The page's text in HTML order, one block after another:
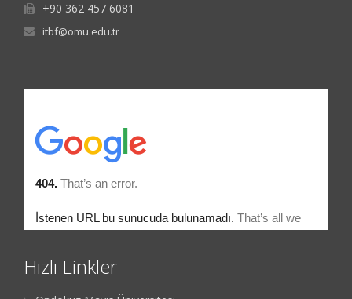
+90 362 457 6081
itbf@omu.edu.tr
Hızlı Linkler